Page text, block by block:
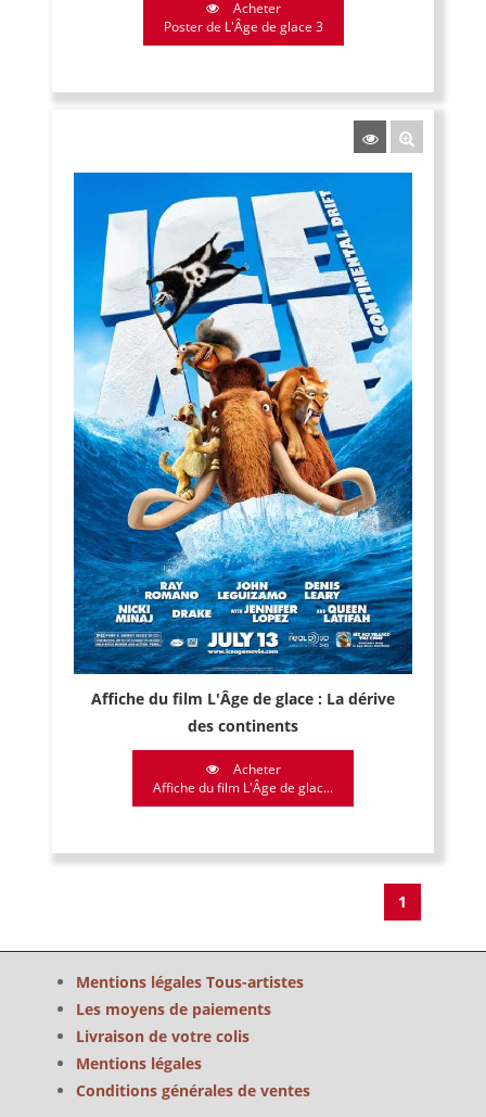
Acheter
Poster de L'Âge de glace 3
Affiche du film L'Âge de glace : La dérive
des continents
Acheter
Affiche du film L'Âge de glac...
1
Mentions légales Tous-artistes
Les moyens de paiements
Livraison de votre colis
Mentions légales
Conditions générales de ventes